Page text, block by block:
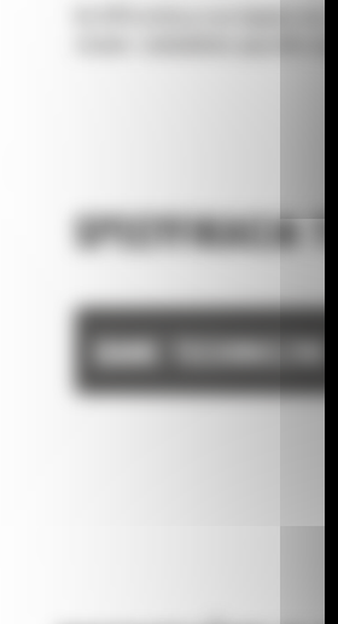
Do 50% krótszy czas kopania
stosów i załadunkiem pojazdów
SPECYFIKACJA
DANE TECHNICZNE